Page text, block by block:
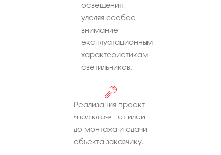
освещения,
уделяя особое
внимание
эксплуатационным
характеристикам
светильников.
Реализация проект
«под ключ» - от идеи
до монтажа и сдачи
объекта заказчику.